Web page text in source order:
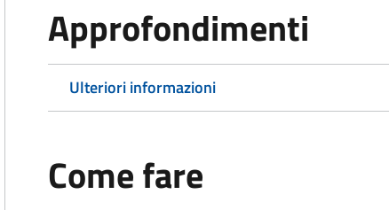
Approfondimenti
Ulteriori informazioni
Come fare